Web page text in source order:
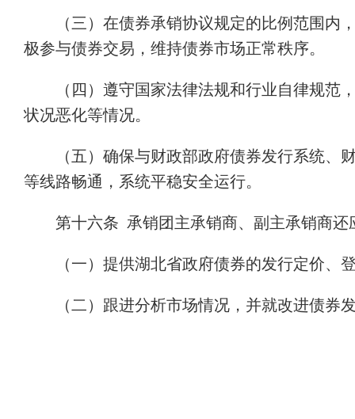
（三）在债券承销协议规定的比例范围
极参与债券交易，维持债券市场正常秩序。
（四）遵守国家法律法规和行业自律规
状况恶化等情况。
（五）确保与财政部政府债券发行系统
等线路畅通，系统平稳安全运行。
第十六条 承销团主承销商、副主承销商还
（一）提供湖北省政府债券的发行定价
（二）跟进分析市场情况，并就改进债券